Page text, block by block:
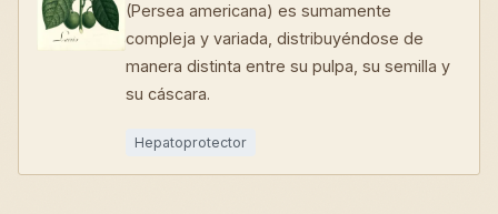
(Persea americana) es sumamente
compleja y variada, distribuyéndose de
manera distinta entre su pulpa, su semilla y
su cáscara.
Hepatoprotector